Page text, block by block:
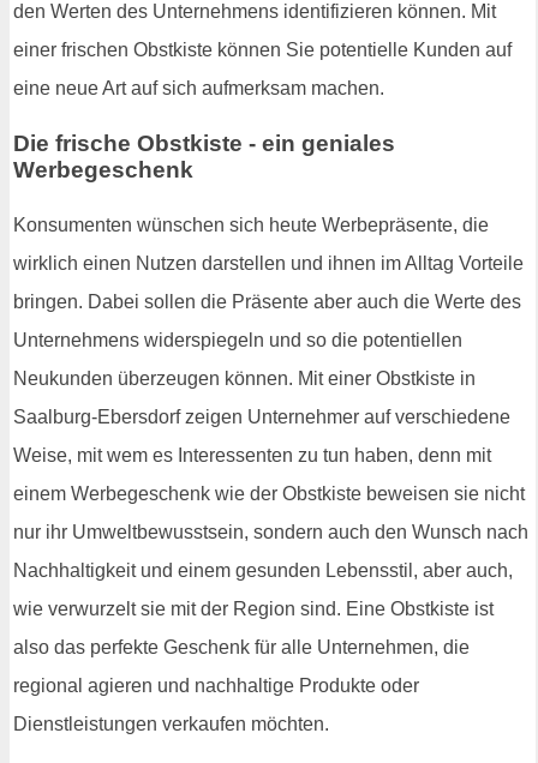
den Werten des Unternehmens identifizieren können. Mit
einer frischen Obstkiste können Sie potentielle Kunden auf
eine neue Art auf sich aufmerksam machen.
Die frische Obstkiste - ein geniales
Werbegeschenk
Konsumenten wünschen sich heute Werbepräsente, die
wirklich einen Nutzen darstellen und ihnen im Alltag Vorteile
bringen. Dabei sollen die Präsente aber auch die Werte des
Unternehmens widerspiegeln und so die potentiellen
Neukunden überzeugen können. Mit einer Obstkiste in
Saalburg-Ebersdorf zeigen Unternehmer auf verschiedene
Weise, mit wem es Interessenten zu tun haben, denn mit
einem Werbegeschenk wie der Obstkiste beweisen sie nicht
nur ihr Umweltbewusstsein, sondern auch den Wunsch nach
Nachhaltigkeit und einem gesunden Lebensstil, aber auch,
wie verwurzelt sie mit der Region sind. Eine Obstkiste ist
also das perfekte Geschenk für alle Unternehmen, die
regional agieren und nachhaltige Produkte oder
Dienstleistungen verkaufen möchten.